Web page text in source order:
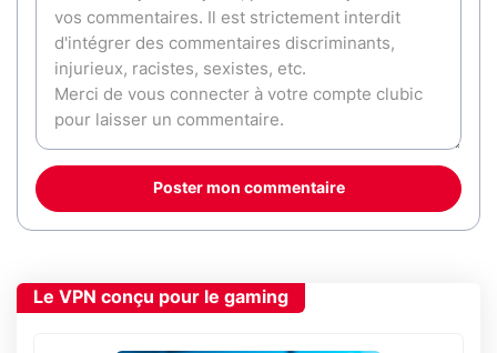
Poster mon commentaire
Le VPN conçu pour le gaming